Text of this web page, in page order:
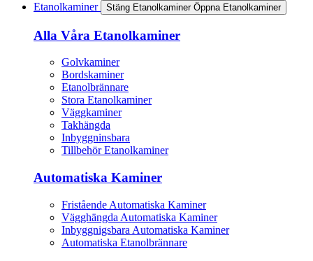
Etanolkaminer
Stäng Etanolkaminer Öppna Etanolkaminer
Alla Våra Etanolkaminer
Golvkaminer
Bordskaminer
Etanolbrännare
Stora Etanolkaminer
Väggkaminer
Takhängda
Inbyggninsbara
Tillbehör Etanolkaminer
Automatiska Kaminer
Fristående Automatiska Kaminer
Vägghängda Automatiska Kaminer
Inbyggnigsbara Automatiska Kaminer
Automatiska Etanolbrännare